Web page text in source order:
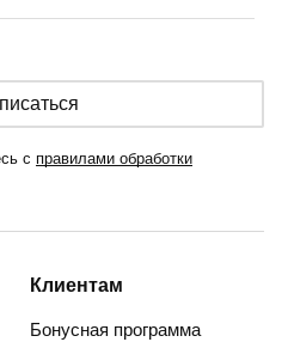
с правилами обработки
Клиентам
Бонусная программа